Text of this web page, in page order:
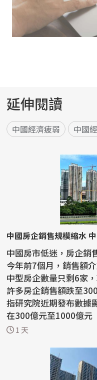
延伸閱讀
中國經濟疲弱 中國
中國房企銷售規模縮水
中國房市低迷，房企銷
今年前7個月，銷售額
中型房企數量只剩6家
許多房企銷售額跌至300億元以下。
指研究院近期發布數據
在300億元至1000億元
元）的中型房企...
1 天